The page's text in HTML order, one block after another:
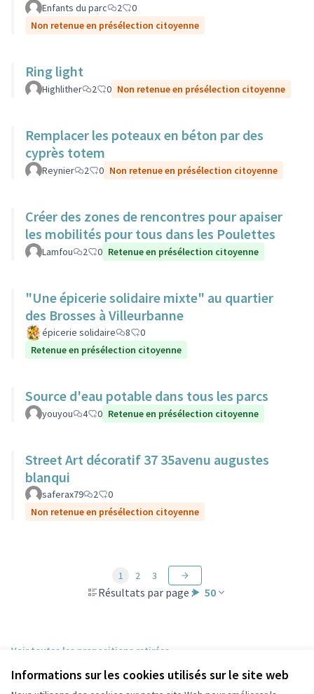
Informations sur les cookies utilisés sur le site web
Enfants du parc 2
0
Non retenue en présélection citoyenne
Ring light
Highlither 2 0 Non retenue en présélection citoyenne
Remplacer les poteaux en béton par des
cyprès totem
Reynier 2 0 Non retenue en présélection citoyenne
Créer des zones de rencontres pour apaiser
les mobilités pour tous dans les Poulettes
Lamfou 2 0 Retenue en présélection citoyenne
"Une épicerie solidaire mixte" au quartier
des Brosses à Villeurbanne
épicerie solidaire 8
0
Retenue en présélection citoyenne
Source d'eau potable dans tous les parcs
youyou 4 0 Retenue en présélection citoyenne
Street Art décoratif 37 35avenu augustes
blanqui
saferax79 2
0
Non retenue en présélection citoyenne
Résultats par page : 50
1 2 3
Voir toutes les propositions retirées